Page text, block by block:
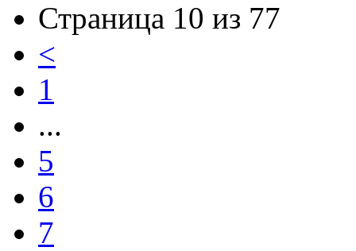
Страница 10 из 77
<
1
...
5
6
7